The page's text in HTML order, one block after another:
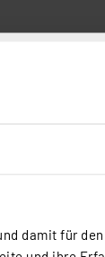
damit für